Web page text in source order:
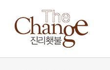
content